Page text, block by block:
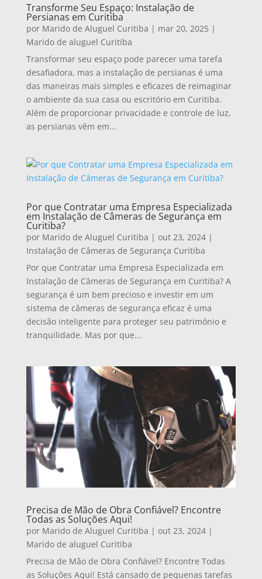
Transforme Seu Espaço: Instalação de
Persianas em Curitiba
por Marido de Aluguel Curitiba | mar 20, 2025 |
Marido de aluguel Curitiba
Transformar seu espaço pode parecer uma tarefa
desafiadora, mas a instalação de persianas é uma
das maneiras mais simples e eficazes de reimaginar
o ambiente da sua casa ou escritório em Curitiba.
Além de proporcionar privacidade e controle de luz,
as persianas vêm em...
Por que Contratar uma Empresa Especializada
em Instalação de Câmeras de Segurança em
Curitiba?
por Marido de Aluguel Curitiba | out 23, 2024|
Instalação de Câmeras de Segurança Curitiba
Por que Contratar uma Empresa Especializada em
Instalação de Câmeras de Segurança em Curitiba? A
segurança é um bem precioso e investir em um
sistema de câmeras de segurança eficaz é uma
decisão inteligente para proteger seu patrimônio e
tranquilidade. Mas por que...
Precisa de Mão de Obra Confiável? Encontre
Todas as Soluções Aqui!
por Marido de Aluguel Curitiba | out 23, 2024|
Marido de aluguel Curitiba
Precisa de Mão de Obra Confiável? Encontre Todas
as Soluções Aqui! Está cansado de pequenas tarefas